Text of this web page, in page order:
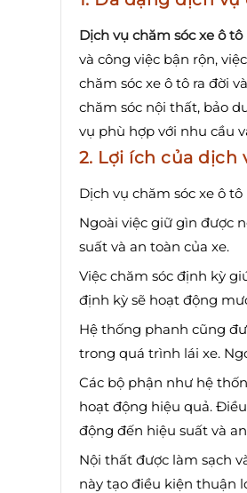
Dịch vụ chăm sóc xe ô tô
và công việc bận rộn,
chăm sóc xe ô tô ra đời
chăm sóc nội thất, bảo
vụ phù hợp với nhu cầu
2. Lợi ích của dịch
Dịch vụ chăm sóc xe ô
Ngoài việc giữ gìn được
suất và an toàn của xe.
Việc chăm sóc định kỳ
định kỳ sẽ hoạt động
Hệ thống phanh cũng
trong quá trình lái xe.
Các bộ phận như hệ
hoạt động hiệu quả.
động đến hiệu suất và
Nội thất được làm sạch
này tạo điều kiện thuận